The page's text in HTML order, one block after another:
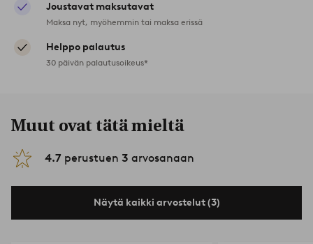
Joustavat maksutavat
Maksa nyt, myöhemmin tai maksa erissä
Helppo palautus
30 päivän palautusoikeus*
Muut ovat tätä mieltä
4.7 perustuen 3 arvosanaan
Näytä kaikki arvostelut (3)